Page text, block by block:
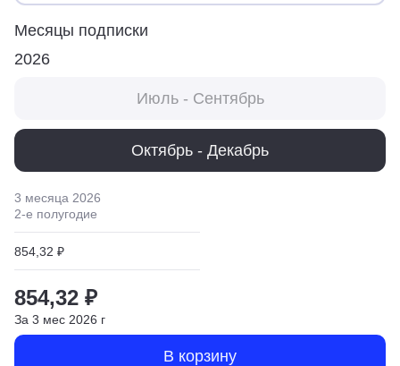
Месяцы подписки
2026
Июль - Сентябрь
Октябрь - Декабрь
3 месяца 2026
2-е полугодие
854,32 ₽
854,32 ₽
За 3 мес 2026 г
В корзину